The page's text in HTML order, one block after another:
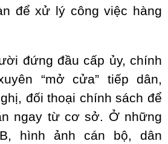
để xử lý công việc hàng
đứng đầu cấp ủy, chính
“mở cửa” tiếp dân,
đối thoại chính sách để
ngay từ cơ sở. Ở những
hình ảnh cán bộ, dân